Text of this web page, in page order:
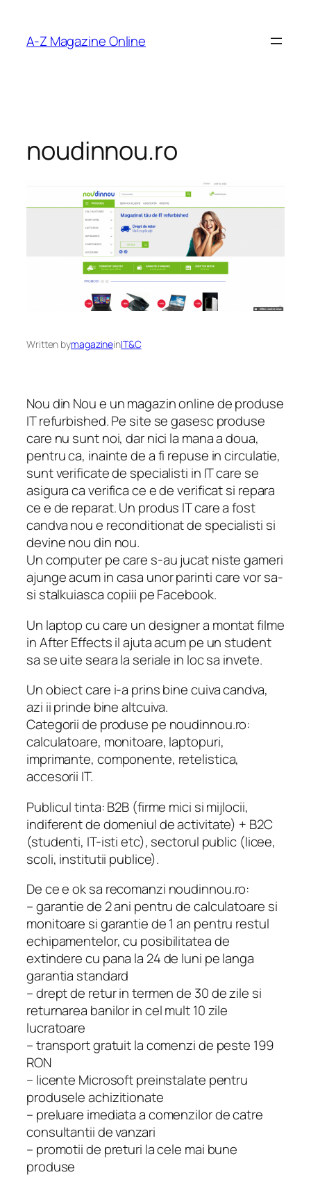
content
A-Z Magazine Online
noudinnou.ro
Written bymagazineinIT&C
Nou din Nou e un magazin online de produse
IT refurbished. Pe site se gasesc produse
care nu sunt noi, dar nici la mana a doua,
pentru ca, inainte de a fi repuse in circulatie,
sunt verificate de specialisti in IT care se
asigura ca verifica ce e de verificat si repara
ce e de reparat. Un produs IT care a fost
candva nou e reconditionat de specialisti si
devine nou din nou.
Un computer pe care s-au jucat niste gameri
ajunge acum in casa unor parinti care vor sa-
si stalkuiasca copiii pe Facebook.
Un laptop cu care un designer a montat filme
in After Effects il ajuta acum pe un student
sa se uite seara la seriale in loc sa invete.
Un obiect care i-a prins bine cuiva candva,
azi ii prinde bine altcuiva.
Categorii de produse pe noudinnou.ro:
calculatoare, monitoare, laptopuri,
imprimante, componente, retelistica,
accesorii IT.
Publicul tinta: B2B (firme mici si mijlocii,
indiferent de domeniul de activitate) + B2C
(studenti, IT-isti etc), sectorul public (licee,
scoli, institutii publice).
De ce e ok sa recomanzi noudinnou.ro:
– garantie de 2 ani pentru de calculatoare si
monitoare si garantie de 1 an pentru restul
echipamentelor, cu posibilitatea de
extindere cu pana la 24 de luni pe langa
garantia standard
– drept de retur in termen de 30 de zile si
returnarea banilor in cel mult 10 zile
lucratoare
– transport gratuit la comenzi de peste 199
RON
– licente Microsoft preinstalate pentru
produsele achizitionate
– preluare imediata a comenzilor de catre
consultantii de vanzari
– promotii de preturi la cele mai bune
produse